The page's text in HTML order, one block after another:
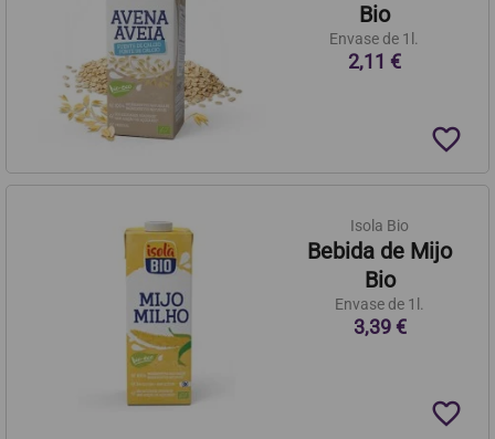
Bio
Envase de 1l.
2,11 €
favorite_border
Isola Bio
Bebida de Mijo
Bio
Envase de 1l.
3,39 €
favorite_border